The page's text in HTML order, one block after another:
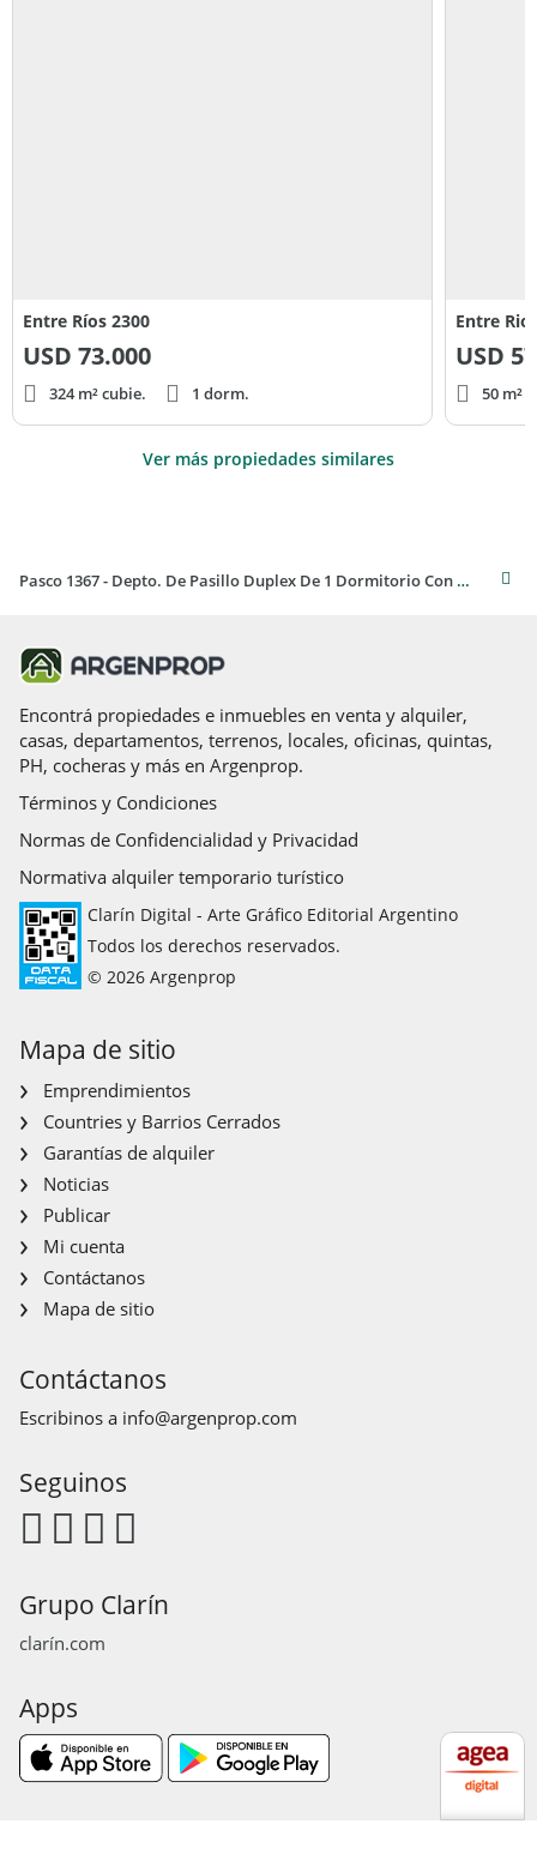
Entre Ríos 2300
USD 73.000
324 m² cubie. 1 dorm.
USD
50 m²
Ver más propiedades similares
Pasco 1367 - Depto. De Pasillo Duplex De 1 Dormitorio Con Patio En Venta - Abasto, Rosario
Encontrá propiedades e inmuebles en venta y alquiler,
casas, departamentos, terrenos, locales, oficinas, quintas,
PH, cocheras y más en Argenprop.
Términos y Condiciones
Normas de Confidencialidad y Privacidad
Normativa alquiler temporario turístico
Clarín Digital - Arte Gráfico Editorial Argentino
Todos los derechos reservados.
© 2026 Argenprop
Mapa de sitio
Emprendimientos
Countries y Barrios Cerrados
Garantías de alquiler
Noticias
Publicar
Mi cuenta
Contáctanos
Mapa de sitio
Contáctanos
Escribinos a info@argenprop.com
Seguinos
Grupo Clarín
clarín.com
Apps